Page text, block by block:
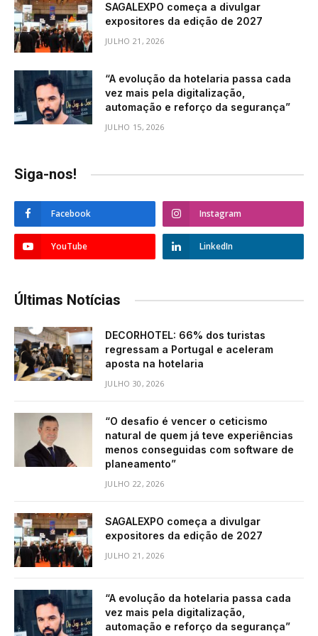
SAGALEXPO começa a divulgar
expositores da edição de 2027
JULHO 21, 2026
“A evolução da hotelaria passa cada
vez mais pela digitalização,
automação e reforço da segurança”
JULHO 15, 2026
Siga-nos!
Facebook Instagram
YouTube LinkedIn
Últimas Notícias
DECORHOTEL: 66% dos turistas
regressam a Portugal e aceleram
aposta na hotelaria
JULHO 30, 2026
“O desafio é vencer o ceticismo
natural de quem já teve experiências
menos conseguidas com software de
planeamento”
JULHO 22, 2026
SAGALEXPO começa a divulgar
expositores da edição de 2027
JULHO 21, 2026
“A evolução da hotelaria passa cada
vez mais pela digitalização,
automação e reforço da segurança”